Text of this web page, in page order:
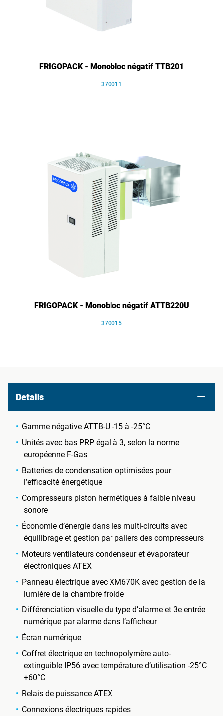
FRIGOPACK - Monobloc négatif TTB201
370011
FRIGOPACK - Monobloc négatif ATTB220U
370015
Details
Gamme négative ATTB-U -15 à -25°C
Unités avec bas PRP égal à 3, selon la norme
européenne F-Gas
Batteries de condensation optimisées pour
l’efficacité énergétique
Compresseurs piston hermétiques à faible niveau
sonore
Économie d’énergie dans les multi-circuits avec
équilibrage et gestion par paliers des compresseurs
Moteurs ventilateurs condenseur et évaporateur
électroniques ATEX
Panneau électrique avec XM670K avec gestion de la
lumière de la chambre froide
Différenciation visuelle du type d’alarme et 3e entrée
numérique par alarme dans l’afficheur
Écran numérique
Coffret électrique en technopolymère auto-
extinguible IP56 avec température d’utilisation -25°C
+60°C
Relais de puissance ATEX
Connexions électriques rapides